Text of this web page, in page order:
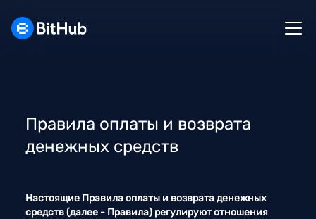
Правила оплаты и возврата
денежных средств
Настоящие Правила оплаты и возврата денежных
средств (далее - Правила) регулируют отношения